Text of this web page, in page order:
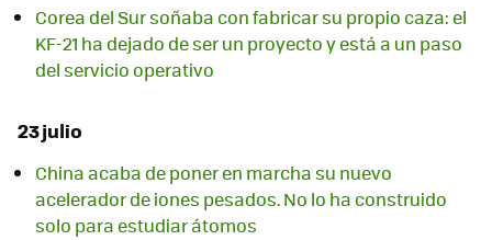
Corea del Sur soñaba con fabricar su propio caza: el
KF-21 ha dejado de ser un proyecto y está a un paso
del servicio operativo
23 julio
China acaba de poner en marcha su nuevo
acelerador de iones pesados. No lo ha construido
solo para estudiar átomos